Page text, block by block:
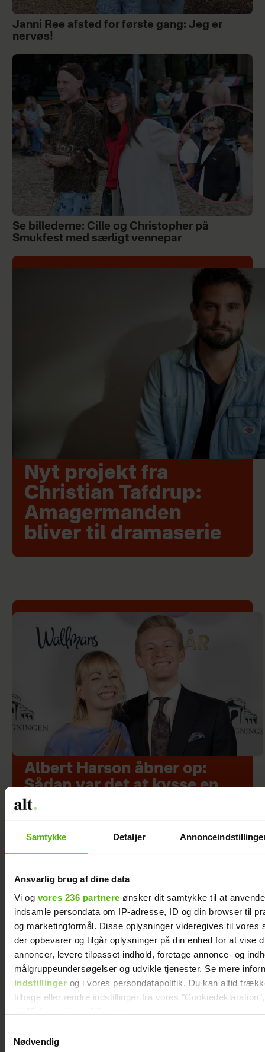
Samtykke Detaljer
Ansvarlig brug af dine data
Vi og vores 236 partnere ønsker dit samtykke til at
indsamle persondata om IP-adresse, ID og din browser til
og marketingformål. Disse oplysninger videregives til vores
der opbevarer og tilgår oplysninger på din enhed for at vise
annoncer, levere tilpasset indhold, foretage annonce- og
målgruppeundersøgelser og udvikle tjenester. Se mere
indstillingerog i vores persondatapolitik. Du kan altid
tilbage eller ændre indstillinger fra vores
Dine valg anvendes på hele websitet.
Nødvendig
Janni Ree afsted for første gang: Jeg er
nervøs!
Se billederne: Cille og Christopher på
Smukfest med særligt vennepar
Nyt projekt fra
Christian Tafdrup:
Amagermanden
bliver til dramaserie
Albert Harson åbner op:
Sådan var det at kysse en
mand
Efter lang pause:
Nu bryder Jackie
Navarro tavsheden
med stor afsløring
Jesper Skibby
deler stor
familieglæde: Skal
være morfar